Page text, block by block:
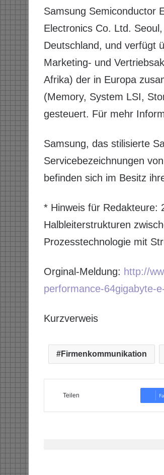
Samsung Semiconductor
Electronics Co. Ltd.
Deutschland, und verfügt
Marketing- und
Afrika) der in Europa
(Memory, System LSI,
gesteuert. Für mehr
Samsung, das stilisierte
Servicebezeichnungen
befinden sich im Besitz
* Hinweis für Redakteure:
Halbleiterstrukturen
Prozesstechnologie mit
Orginal-Meldung: http://
performance-64gigabyte-
Kurzverweis
Firmenkommunikation
Teilen